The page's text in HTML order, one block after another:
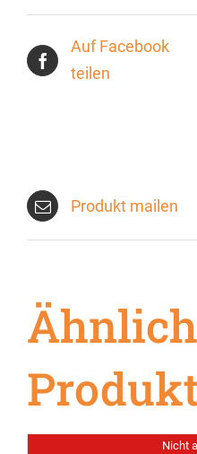
Auf Facebook
teilen
Produkt mailen
Nicht